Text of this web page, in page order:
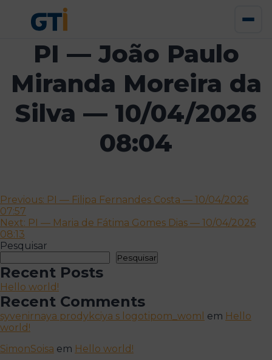
PI — João Paulo
Miranda Moreira da
Silva — 10/04/2026
08:04
Navegação
de
artigos
Previous: PI — Filipa Fernandes Costa — 10/04/2026
07:57
Next: PI — Maria de Fátima Gomes Dias — 10/04/2026
08:13
Pesquisar
Pesquisar
Recent Posts
Hello world!
Recent Comments
syvenirnaya prodykciya s logotipom_woml em Hello
world!
SimonSoisa em Hello world!